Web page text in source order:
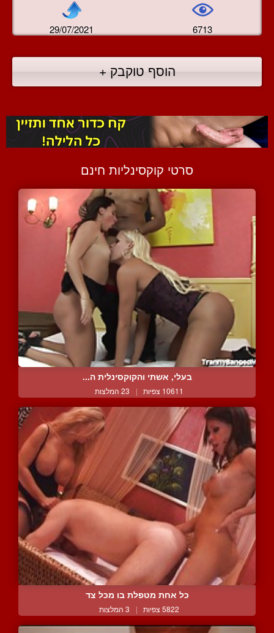
29/07/2021 6713
הוסף טוקבק +
סרטי קוקסינליות חינם
בעלי, אשתי והקוקסינלית ה...
10611 צפיות | 23 המלצות
כל אחת מטפלת בו מכל צד
5822 צפיות | 3 המלצות